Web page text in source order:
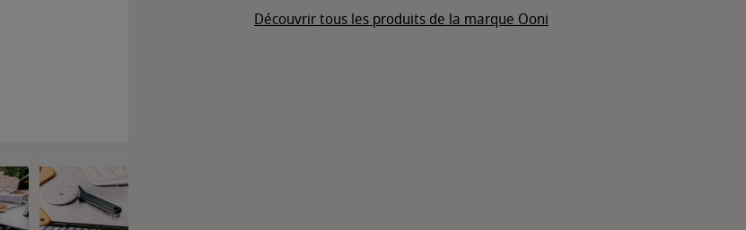
Découvrir tous les produits de la marque Ooni